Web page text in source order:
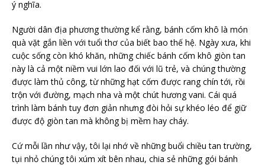
ý nghĩa.
Người dân địa phương thường kể rằng, bánh cốm khô là món
quà vặt gắn liền với tuổi thơ của biết bao thế hệ. Ngày xưa, khi
cuộc sống còn khó khăn, những chiếc bánh cốm khô giòn tan
này là cả một niềm vui lớn lao đối với lũ trẻ, và chúng thường
được làm thủ công, từ những hạt cốm được rang chín tới, rồi
trộn với đường, mạch nha và một chút hương vani. Cái quá
trình làm bánh tuy đơn giản nhưng đòi hỏi sự khéo léo để giữ
được độ giòn tan mà không bị mềm hay cháy.
Cứ mỗi lần như vậy, tôi lại nhớ về những buổi chiều tan trường,
tụi nhỏ chúng tôi xúm xít bên nhau, chia sẻ những gói bánh